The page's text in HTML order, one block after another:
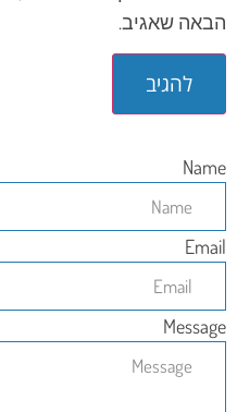
הבאה שאגיב.
Name
Email
Message